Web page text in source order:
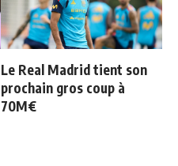
Le Real Madrid tient son
prochain gros coup à
70M€